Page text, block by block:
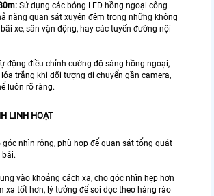
Sử dụng các bóng LED hồng ngoại công
năng quan sát xuyên đêm trong những không
xe, sân vận động, hay các tuyến đường nội
động điều chỉnh cường độ sáng hồng ngoại,
trắng khi đối tượng di chuyển gần camera,
luôn rõ ràng.
LINH HOẠT
góc nhìn rộng, phù hợp để quan sát tổng quát
bãi.
vào khoảng cách xa, cho góc nhìn hẹp hơn
xa tốt hơn, lý tưởng để soi dọc theo hàng rào